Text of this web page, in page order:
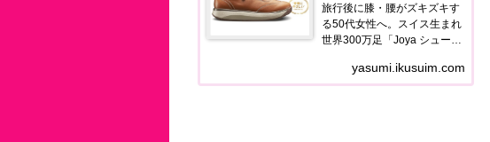
旅行後に膝・腰がズキズキす
る50代女性へ。スイス生まれ
世界300万足「Joya シュー
を正直レポート。旅を最後ま
で歩き切れる足元に
yasumi.ikusuim.com